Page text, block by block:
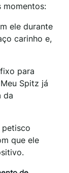
momentos:
ele durante
carinho e,
para
Spitz já
da
petisco
que ele